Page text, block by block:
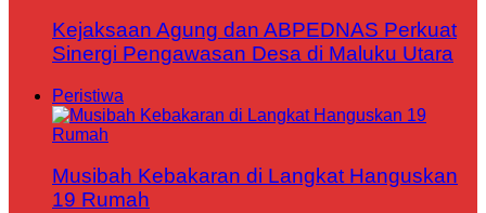
Kejaksaan Agung dan ABPEDNAS Perkuat
Sinergi Pengawasan Desa di Maluku Utara
Peristiwa
Musibah Kebakaran di Langkat Hanguskan
19 Rumah